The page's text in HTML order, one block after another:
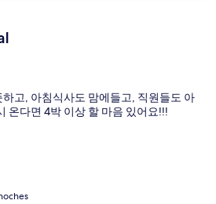
고, 아침식사도 맘에들고, 직원들도 아
온다면 4박 이상 할 마음 있어요!!!